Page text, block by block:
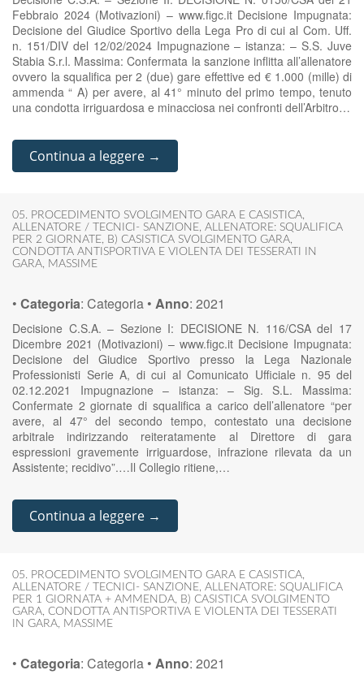
Febbraio 2024 (Motivazioni) – www.figc.it Decisione Impugnata:
Decisione del Giudice Sportivo della Lega Pro di cui al Com. Uff.
n. 151/DIV del 12/02/2024 Impugnazione – istanza: – S.S. Juve
Stabia S.r.l. Massima: Confermata la sanzione inflitta all’allenatore
ovvero la squalifica per 2 (due) gare effettive ed € 1.000 (mille) di
ammenda “ A) per avere, al 41° minuto del primo tempo, tenuto
una condotta irriguardosa e minacciosa nei confronti dell’Arbitro…
Continua a leggere →
05. PROCEDIMENTO SVOLGIMENTO GARA E CASISTICA,
ALLENATORE / TECNICI- SANZIONE, ALLENATORE: SQUALIFICA
PER 2 GIORNATE, B) CASISTICA SVOLGIMENTO GARA,
CONDOTTA ANTISPORTIVA E VIOLENTA DEI TESSERATI IN
GARA, MASSIME
• Categoria: Categoria • Anno: 2021
Decisione C.S.A. – Sezione I: DECISIONE N. 116/CSA del 17
Dicembre 2021 (Motivazioni) – www.figc.it Decisione Impugnata:
Decisione del Giudice Sportivo presso la Lega Nazionale
Professionisti Serie A, di cui al Comunicato Ufficiale n. 95 del
02.12.2021 Impugnazione – istanza: – Sig. S.L. Massima:
Confermate 2 giornate di squalifica a carico dell’allenatore “per
avere, al 47° del secondo tempo, contestato una decisione
arbitrale indirizzando reiteratamente al Direttore di gara
espressioni gravemente irriguardose, infrazione rilevata da un
Assistente; recidivo”.…Il Collegio ritiene,…
Continua a leggere →
05. PROCEDIMENTO SVOLGIMENTO GARA E CASISTICA,
ALLENATORE / TECNICI- SANZIONE, ALLENATORE: SQUALIFICA
PER 1 GIORNATA + AMMENDA, B) CASISTICA SVOLGIMENTO
GARA, CONDOTTA ANTISPORTIVA E VIOLENTA DEI TESSERATI
IN GARA, MASSIME
• Categoria: Categoria • Anno: 2021